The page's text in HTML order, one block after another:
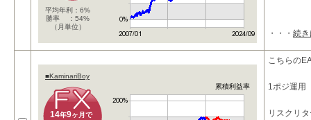
平均年利：6%
勝率 ：54%
（月単位）
・・・ 続
■KaminariBoy
累積利益率
14年9ヶ月で
こちらの
1ポジ運用
リスクリ